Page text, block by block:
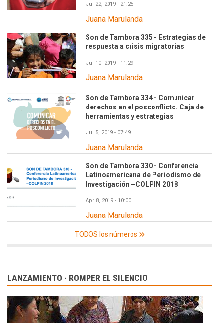
Jul 22, 2019 - 21:25
Juana Marulanda
Son de Tambora 335 - Estrategias de
respuesta a crisis migratorias
Jul 10, 2019 - 11:29
Juana Marulanda
Son de Tambora 334 - Comunicar
derechos en el posconflicto. Caja de
herramientas y estrategias
Jul 5, 2019 - 07:49
Juana Marulanda
Son de Tambora 330 - Conferencia
Latinoamericana de Periodismo de
Investigación –COLPIN 2018
Apr 8, 2019 - 10:00
Juana Marulanda
TODOS los números
LANZAMIENTO - ROMPER EL SILENCIO